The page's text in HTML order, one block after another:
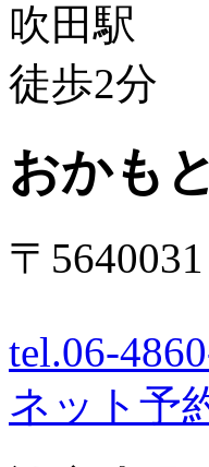
吹田駅
徒歩2分
おかも
〒
tel.06-
ネット予